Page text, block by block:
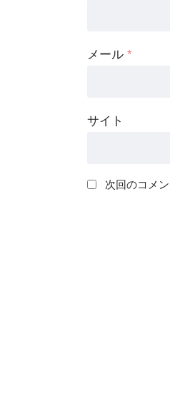
メール *
サイト
次回のコメ